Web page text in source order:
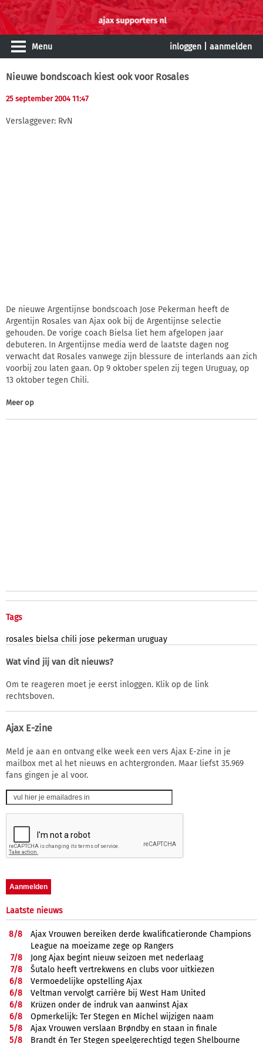
Menu inloggen aanmelden
Nieuwe bondscoach kiest ook voor Rosales
25 september 2004 11:47
Verslaggever: RvN
De nieuwe Argentijnse bondscoach Jose Pekerman heeft de
Argentijn Rosales van Ajax ook bij de Argentijnse selectie
gehouden. De vorige coach Bielsa liet hem afgelopen jaar
debuteren. In Argentijnse media werd de laatste dagen nog
verwacht dat Rosales vanwege zijn blessure de interlands aan zich
voorbij zou laten gaan. Op 9 oktober spelen zij tegen Uruguay, op
13 oktober tegen Chili.
Meer op
Tags
rosales bielsa chili jose pekerman uruguay
Wat vind jij van dit nieuws?
Om te reageren moet je eerst inloggen. Klik op de link
rechtsboven.
Ajax E-zine
Meld je aan en ontvang elke week een vers Ajax E-zine in je
mailbox met al het nieuws en achtergronden. Maar liefst 35.969
fans gingen je al voor.
Laatste nieuws
8/8
Ajax Vrouwen bereiken derde kwalificatieronde Champions
League na moeizame zege op Rangers
7/8
Jong Ajax begint nieuw seizoen met nederlaag
7/8
Šutalo heeft vertrekwens en clubs voor uitkiezen
6/8
Vermoedelijke opstelling Ajax
6/8
Veltman vervolgt carrière bij West Ham United
6/8
Krüzen onder de indruk van aanwinst Ajax
6/8
Opmerkelijk: Ter Stegen en Míchel wijzigen naam
5/8
Ajax Vrouwen verslaan Brøndby en staan in finale
5/8
Brandt én Ter Stegen speelgerechtigd tegen Shelbourne